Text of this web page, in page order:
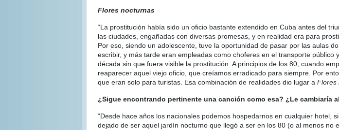
Flores nocturnas
“La prostitución había sido un oficio bastante extendido en Cuba antes del
las ciudades, engañadas con diversas promesas, y en realidad era para
Por eso, siendo un adolescente, tuve la oportunidad de pasar por las aulas
escribir, y más tarde eran empleadas como choferes en el transporte
década sin que fuera visible la prostitución. A principios de los 80, cuando
reaparecer aquel viejo oficio, que creíamos erradicado para siempre. Por
que eran solo para turistas. Esa combinación de realidades dio lugar a Flores
¿Sigue encontrando pertinente una canción como esa? ¿Le cambiaría
“Desde hace años los nacionales podemos hospedarnos en cualquier hotel,
dejado de ser aquel jardín nocturno que llegó a ser en los 80 (o al menos no